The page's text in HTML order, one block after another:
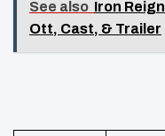
See also Iron
Ott, Cast, & Trailer